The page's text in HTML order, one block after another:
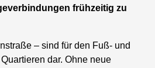
frühzeitig zu
– sind für den Fuß- und
dar. Ohne neue